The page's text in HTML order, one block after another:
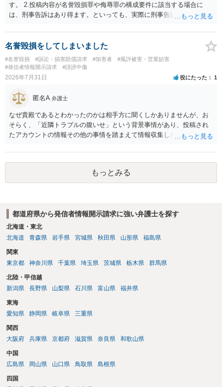
す。 2.投稿内容が名誉毀損罪や侮辱罪の構成要件に該当する場合に
は、刑事告訴はあり得ます。といっても、実際に刑事告訴に動くかど
です。Googleは電話番号の開示請求もできることが多いので、少しで
も特定可能になるよう、複数ルートで開示請求が行われることが多い
です。さらにいえば、利用者からの口コミ投稿の場合、開示請求者は
ある程度対象者を特定できている（ただし証拠による裏付けか必要な
ので発信者情報開示請求をする）というケースが比較的多いと思われ
名誉毀損をしてしまいました
#名誉毀損 #訴訟・損害賠償請求 #加害者
#風評被害・営業妨害
#発信者情報開示請求
#誹謗中傷
2026年7月31日 役にたった 1
匿名A 弁護士
なぜ貴殿であるとわかったのかは相手方に聞くしかありませんが、お
そらく、「近隣トラブルの腹いせ」という背景事情があり、投稿され
たアカウントの情報その他の事情を踏まえて情報収集した結果、この
貴殿が投稿した事実を認めてしまったことで「答え合わせ」になって
しまったのではないでしょうか。 相手方の動きについても、相手方次
第ですので何とも言えません。公開の場で回答するには情報が乏し
く、ここで詳細を明らかにすることは事案の特定に繋がってしまうの
もっとみる
都道府県から発信者情報開示請求に強い弁護士を探す
北海道・東北
北海道
青森県 岩手県 宮城県 秋田県 山形県 福島県
関東
東京都
神奈川県 千葉県 埼玉県 茨城県 栃木県 群馬県
北陸・甲信越
新潟県
長野県 山梨県 石川県 富山県 福井県
東海
愛知県
静岡県 岐阜県 三重県
関西
大阪府
兵庫県 京都府 滋賀県 奈良県 和歌山県
中国
広島県
岡山県 山口県 鳥取県 島根県
四国